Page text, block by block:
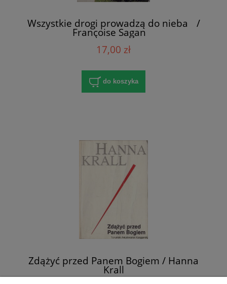
Wszystkie drogi prowadzą do nieba /
Françoise Sagan
17,00 zł
do koszyka
Zdążyć przed Panem Bogiem / Hanna
Krall